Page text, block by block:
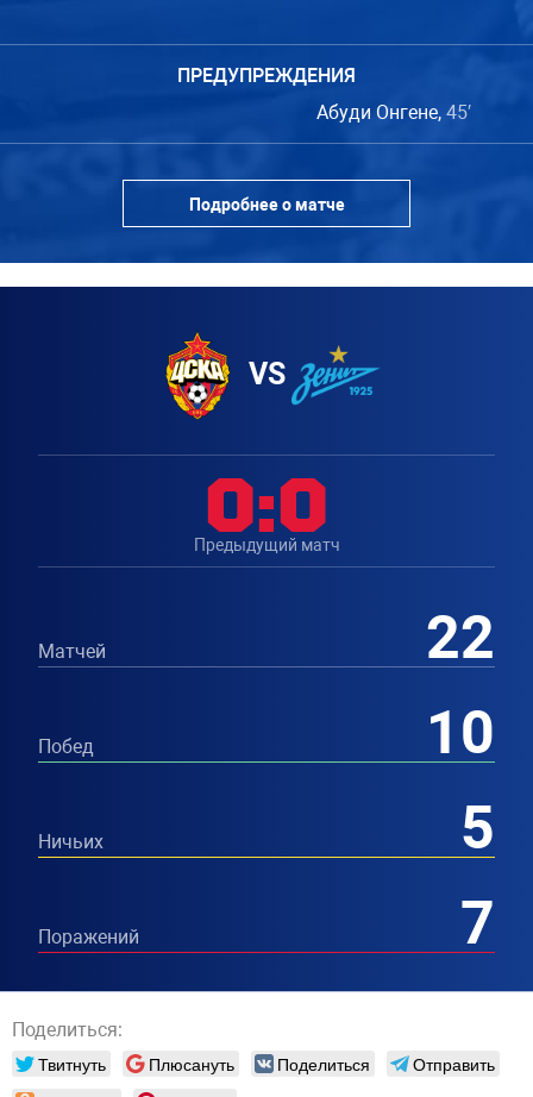
ПРЕДУПРЕЖДЕНИЯ
Абуди Онгене, 45′
Подробнее о матче
VS
0:0
Предыдущий матч
Матчей 22
Побед 10
Ничьих 5
Поражений 7
Поделиться:
Твитнуть Плюсануть Поделиться
Отправить